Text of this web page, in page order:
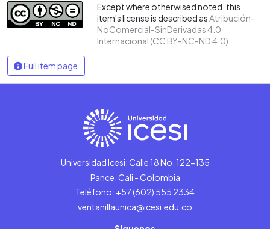
Except where otherwised noted, this
item's license is described asAtribución-
NoComercial-SinDerivadas 4.0
Internacional (CC BY-NC-ND 4.0)
Full item page
Universidad Icesi: Calle 18 No. 122-135
Pance, Cali - Colombia
Teléfono: +57 (602) 555 2334
ventanillaunica@icesi.edu.co